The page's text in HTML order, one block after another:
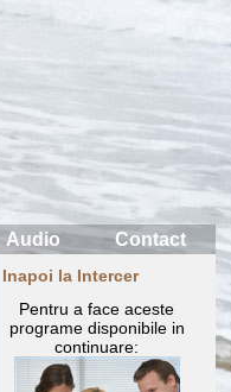
Contact
Audio
Inapoi la Intercer
Pentru a face aceste
programe disponibile in
continuare: